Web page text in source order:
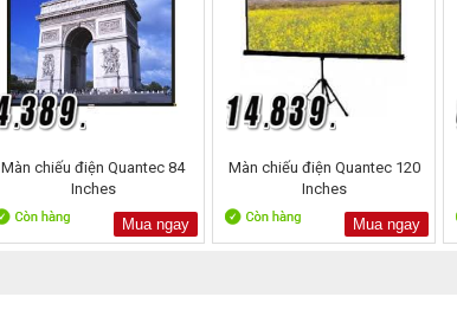
Màn chiếu điện Quantec 84
Inches
Mua ngay
Màn chiếu điện Quantec 120
Inches
Mua ngay